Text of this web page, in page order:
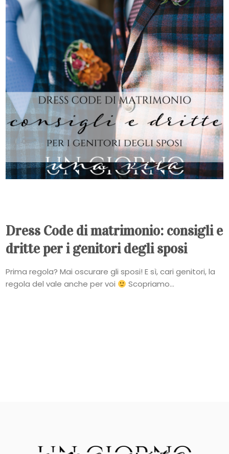
Dress Code di matrimonio: consigli e
dritte per i genitori degli sposi
Prima regola? Mai oscurare gli sposi! E sì, cari genitori, la
regola del vale anche per voi
Scopriamo...